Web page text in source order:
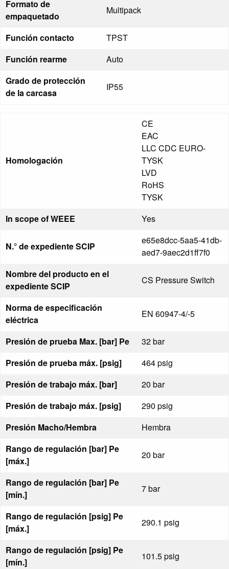
Formato de
empaquetado
Multipack
Función contacto
TPST
Función rearme
Auto
Grado de protección
de la carcasa
IP55
Homologación
CE
EAC
LLC CDC EURO-
TYSK
LVD
RoHS
TYSK
In scope of WEEE
Yes
N.° de expediente SCIP
e65e8dcc-5aa5-41db-
aed7-9aec2d1ff7f0
Nombre del producto en el
expediente SCIP
CS Pressure Switch
Norma de especificación
eléctrica
EN 60947-4/-5
Presión de prueba Max. [bar] Pe
32 bar
Presión de prueba máx. [psig]
464 psig
Presión de trabajo máx. [bar]
20 bar
Presión de trabajo máx. [psig]
290 psig
Presión Macho/Hembra
Hembra
Rango de regulación [bar] Pe
[máx.]
20 bar
Rango de regulación [bar] Pe
[mín.]
7 bar
Rango de regulación [psig] Pe
[máx.]
290.1 psig
Rango de regulación [psig] Pe
[mín.]
101.5 psig